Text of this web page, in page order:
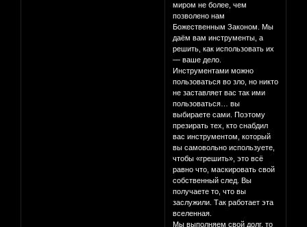
миром не более, чем
позволено нам
Божественным Законом. Мы
даём вам инструменты, а
решить, как использовать их
— ваше дело.
Инструментами можно
пользоваться во зло, но никто
не заставляет вас так ими
пользоваться… вы
выбираете сами. Поэтому
презирать тех, кто снабдил
вас инструментом, который
вы самовольно используете,
чтобы «грешить», это всё
равно что, маскировать свой
собственный след. Вы
получаете то, что вы
заслужили. Так работает эта
вселенная.
Мы выполняем свой долг, то